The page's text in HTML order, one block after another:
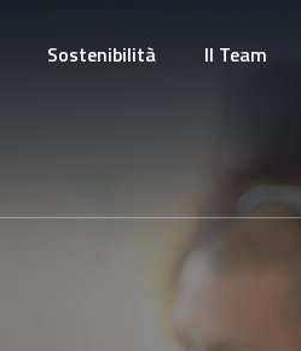
Sostenibilità Il Team